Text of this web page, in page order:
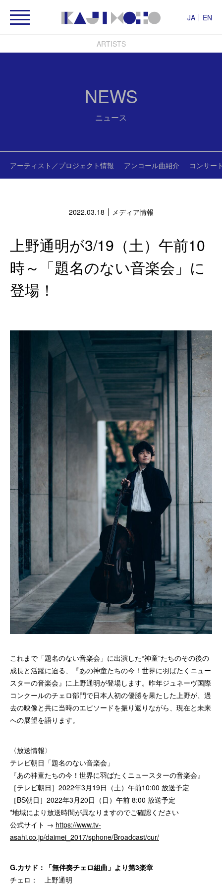
JA EN
ARTISTS
NEWS
ニュース
アーティスト／プロジェクト情報 アンコール曲紹介 コンサー
2022.03.18 メディア情報
上野通明が3/19（土）午前10
時～「題名のない音楽会」に
登場！
これまで「題名のない音楽会」に出演した“神童”たちのその後の
成長と活躍に迫る、『あの神童たちの今！世界に羽ばたくニュー
スターの音楽会』に上野通明が登場します。昨年ジュネーヴ国際
コンクールのチェロ部門で日本人初の優勝を果たした上野が、過
去の映像と共に当時のエピソードを振り返りながら、現在と未来
への展望を語ります。
〈放送情報〉
テレビ朝日「題名のない音楽会」
『あの神童たちの今！世界に羽ばたくニュースターの音楽会』
［テレビ朝日］2022年3月19日（土）午前10:00 放送予定
［BS朝日］2022年3月20日（日）午前 8:00 放送予定
*地域により放送時間が異なりますのでご確認ください
公式サイト → https://www.tv-
asahi.co.jp/daimei_2017/sphone/Broadcast/cur/
G.カサド：「無伴奏チェロ組曲」より第3楽章
チェロ： 上野通明